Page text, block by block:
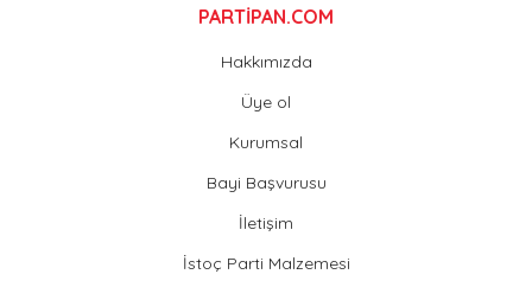
PARTİPAN.COM
Hakkımızda
Üye ol
Kurumsal
Bayi Başvurusu
İletişim
İstoç Parti Malzemesi